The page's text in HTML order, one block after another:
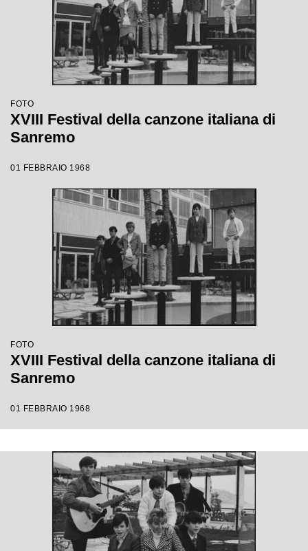
FOTO
XVIII Festival della canzone italiana di
Sanremo
01 FEBBRAIO 1968
FOTO
XVIII Festival della canzone italiana di
Sanremo
01 FEBBRAIO 1968